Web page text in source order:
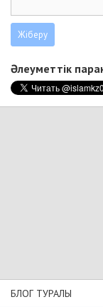
Әлеуметтік
БЛОГ ТУРАЛЫ